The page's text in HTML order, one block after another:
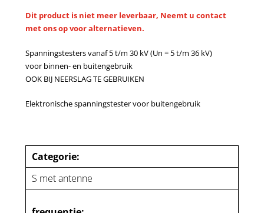
Dit product is niet meer leverbaar, Neemt u contact
met ons op voor alternatieven.
Spanningstesters vanaf 5 t/m 30 kV (Un = 5 t/m 36 kV)
voor binnen- en buitengebruik
OOK BIJ NEERSLAG TE GEBRUIKEN
Elektronische spanningstester voor buitengebruik
Categorie:
S met antenne